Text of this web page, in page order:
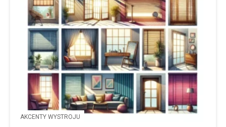
AKCENTY WYSTROJU